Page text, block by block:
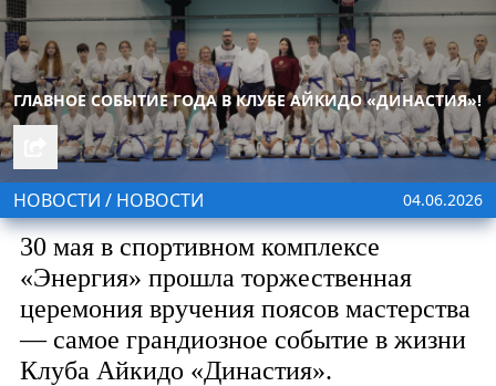
ГЛАВНОЕ СОБЫТИЕ ГОДА В КЛУБЕ АЙКИДО «ДИНАСТИЯ»!
НОВОСТИ / НОВОСТИ 04.06.2026
30 мая в спортивном комплексе
«Энергия» прошла торжественная
церемония вручения поясов мастерства
— самое грандиозное событие в жизни
Клуба Айкидо «Династия».